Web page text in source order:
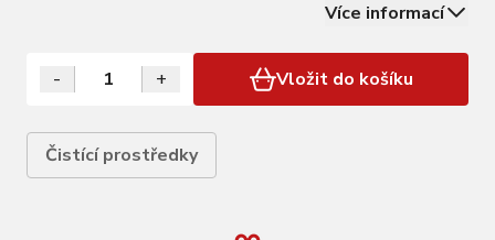
středy, rám), kde díky vyšší pěnivosti nestéká, což
prodlužuje čas účinnosti…
Více informací
- + Vložit do košíku
Čistící prostředky